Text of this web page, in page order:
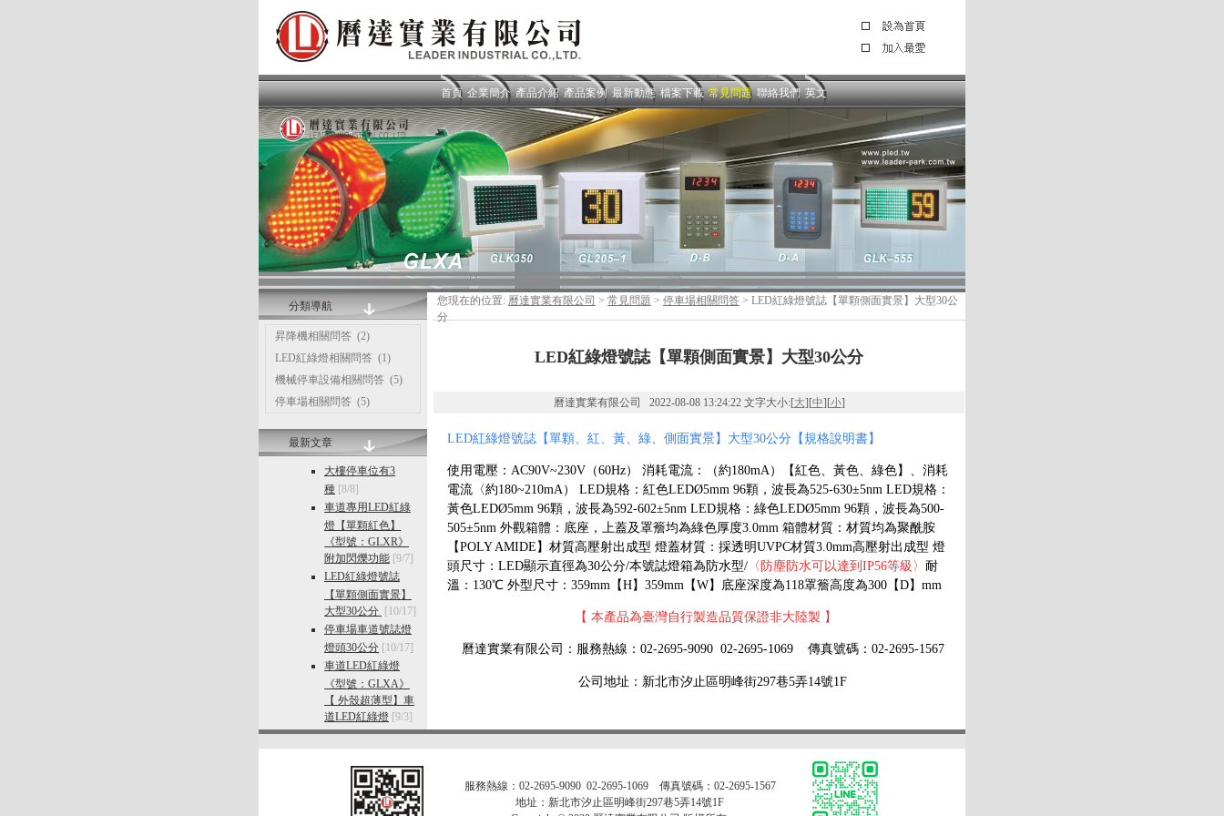
首頁 企業簡介 產品介紹 產品案例 最新動態 檔案下載 常見問題 聯絡我們 英文
分類導航
昇降機相關問答 (2)
LED紅綠燈相關問答 (1)
機械停車設備相關問答 (5)
停車場相關問答 (5)
最新文章
大樓停車位有3
種 [8/8]
車道專用LED紅綠
燈【單顆紅色】
《型號：GLXR》
附加閃爍功能 [9/7]
LED紅綠燈號誌
【單顆側面實景】
大型30公分 [10/17]
停車場車道號誌燈
燈頭30公分 [10/17]
車道LED紅綠燈
《型號：GLXA》
【 外殼超薄型】車
道LED紅綠燈 [9/3]
您現在的位置: 曆達實業有限公司 > 常見問題 > 停車場相關問答 > LED紅綠燈號誌【單顆側面實景】大型30公
分
LED紅綠燈號誌【單顆側面實景】大型30公分
曆達實業有限公司 2022-08-08 13:24:22 文字大小:[大][中][小]
LED紅綠燈號誌【單顆、紅、黃、綠、側面實景】大型30公分【規格說明書】
使用電壓：AC90V~230V（60Hz） 消耗電流：（約180mA）【紅色、黃色、綠色】、 消耗
電流 〈約180~210mA） LED規格：紅色LEDØ5mm 96顆，波長為525-630±5nm LED規格：
黃色LEDØ5mm 96顆，波長為592-602±5nm LED規格：綠色LEDØ5mm 96顆，波長為500-
505±5nm 外觀箱體：底座，上蓋及罩簷均為綠色厚度3.0mm 箱體材質：材質均為聚酰胺
【POLY AMIDE】材質高壓射出成型 燈蓋材質：採透明UVPC材質3.0mm高壓射出成型 燈
頭尺寸：LED顯示直徑為30公分/本號誌燈箱為防水型/ 〈防塵防水可以達到IP56等級〉 耐
溫：130℃ 外型尺寸：359mm【H】359mm【W】底座深度為118罩簷高度為300【D】mm
【 本產品為臺灣自行製造品質保證非大陸製 】
曆達實業有限公司：服務熱線：02-2695-9090 02-2695-1069 傳真號碼：02-2695-1567
公司 地址：新北市汐止區明峰街297巷5弄14號1F
服務熱線：02-2695-9090 02-2695-1069 傳真號碼：02-2695-1567
地址：新北市汐止區明峰街297巷5弄14號1F